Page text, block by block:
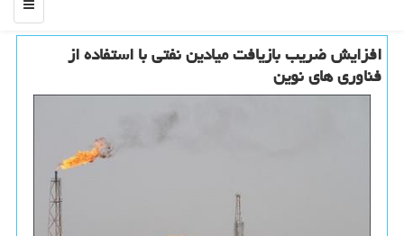
منو
افزایش ضریب بازیافت میادین نفتی با استفاده از
فناوری های نوین